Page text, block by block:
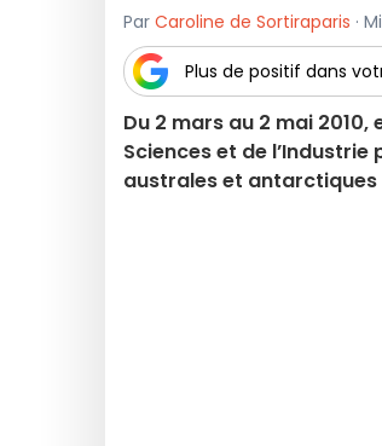
Par Caroline de Sortiraparis ·
Plus de positif dans
Du 2 mars au 2 mai
Sciences et de
australes et